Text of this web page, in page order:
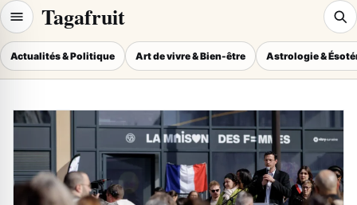
Tagafruit
Actualités & Politique Art de vivre & Bien-être Astrologie &